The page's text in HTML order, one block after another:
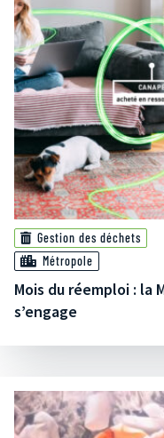
Gestion des déchets
Métropole
Mois du réemploi : la
s’engage